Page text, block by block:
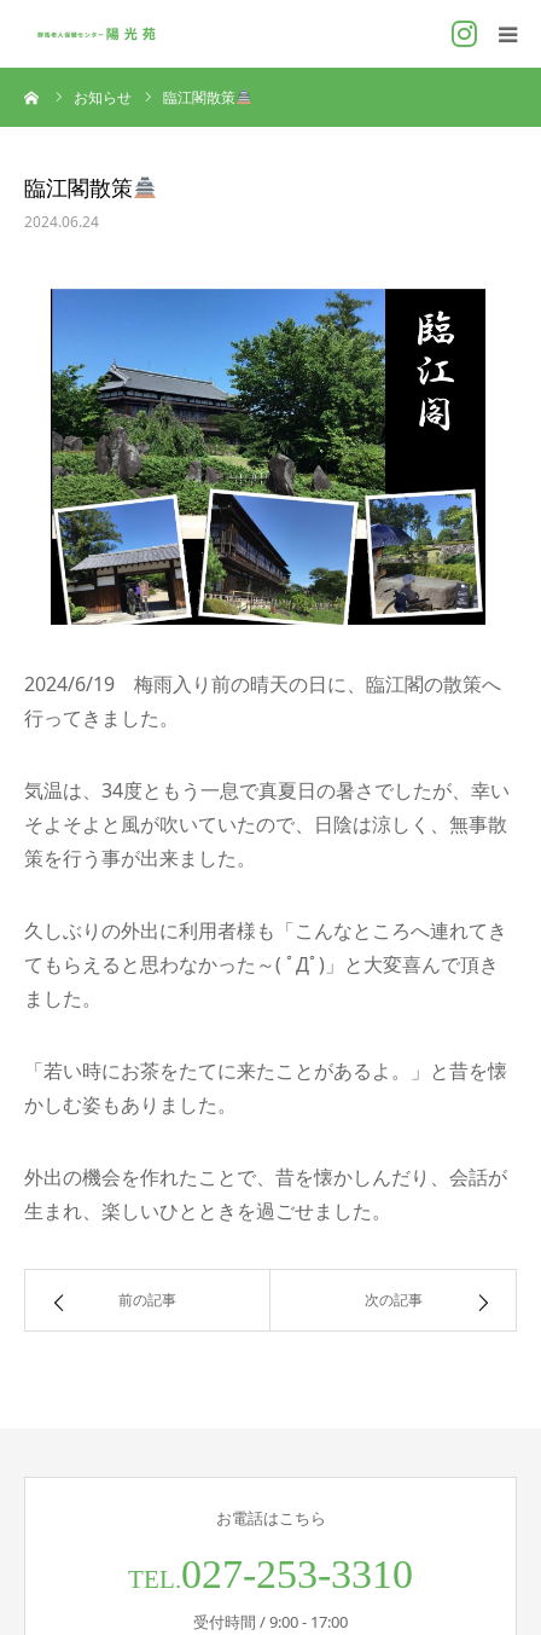
お知らせ 臨江閣散策
臨江閣散策
2024.06.24
2024/6/19 梅雨入り前の晴天の日に、臨江閣の散策へ
行ってきました。
気温は、34度ともう一息で真夏日の暑さでしたが、幸い
そよそよと風が吹いていたので、日陰は涼しく、無事散
策を行う事が出来ました。
久しぶりの外出に利用者様も「こんなところへ連れてき
てもらえると思わなかった～( ﾟДﾟ)」と大変喜んで頂き
ました。
「若い時にお茶をたてに来たことがあるよ。」と昔を懐
かしむ姿もありました。
外出の機会を作れたことで、昔を懐かしんだり、会話が
生まれ、楽しいひとときを過ごせました。
前の記事 次の記事
お電話はこちら
TEL.027-253-3310
受付時間 / 9:00 - 17:00
ホーム
利用料金
お問い合わせ